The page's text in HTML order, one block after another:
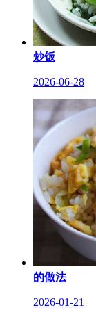
炒饭
2026-06-28
的做法
2026-01-21